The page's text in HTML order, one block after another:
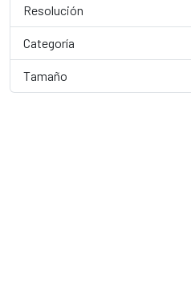
Resolución
Categoría
Tamaño